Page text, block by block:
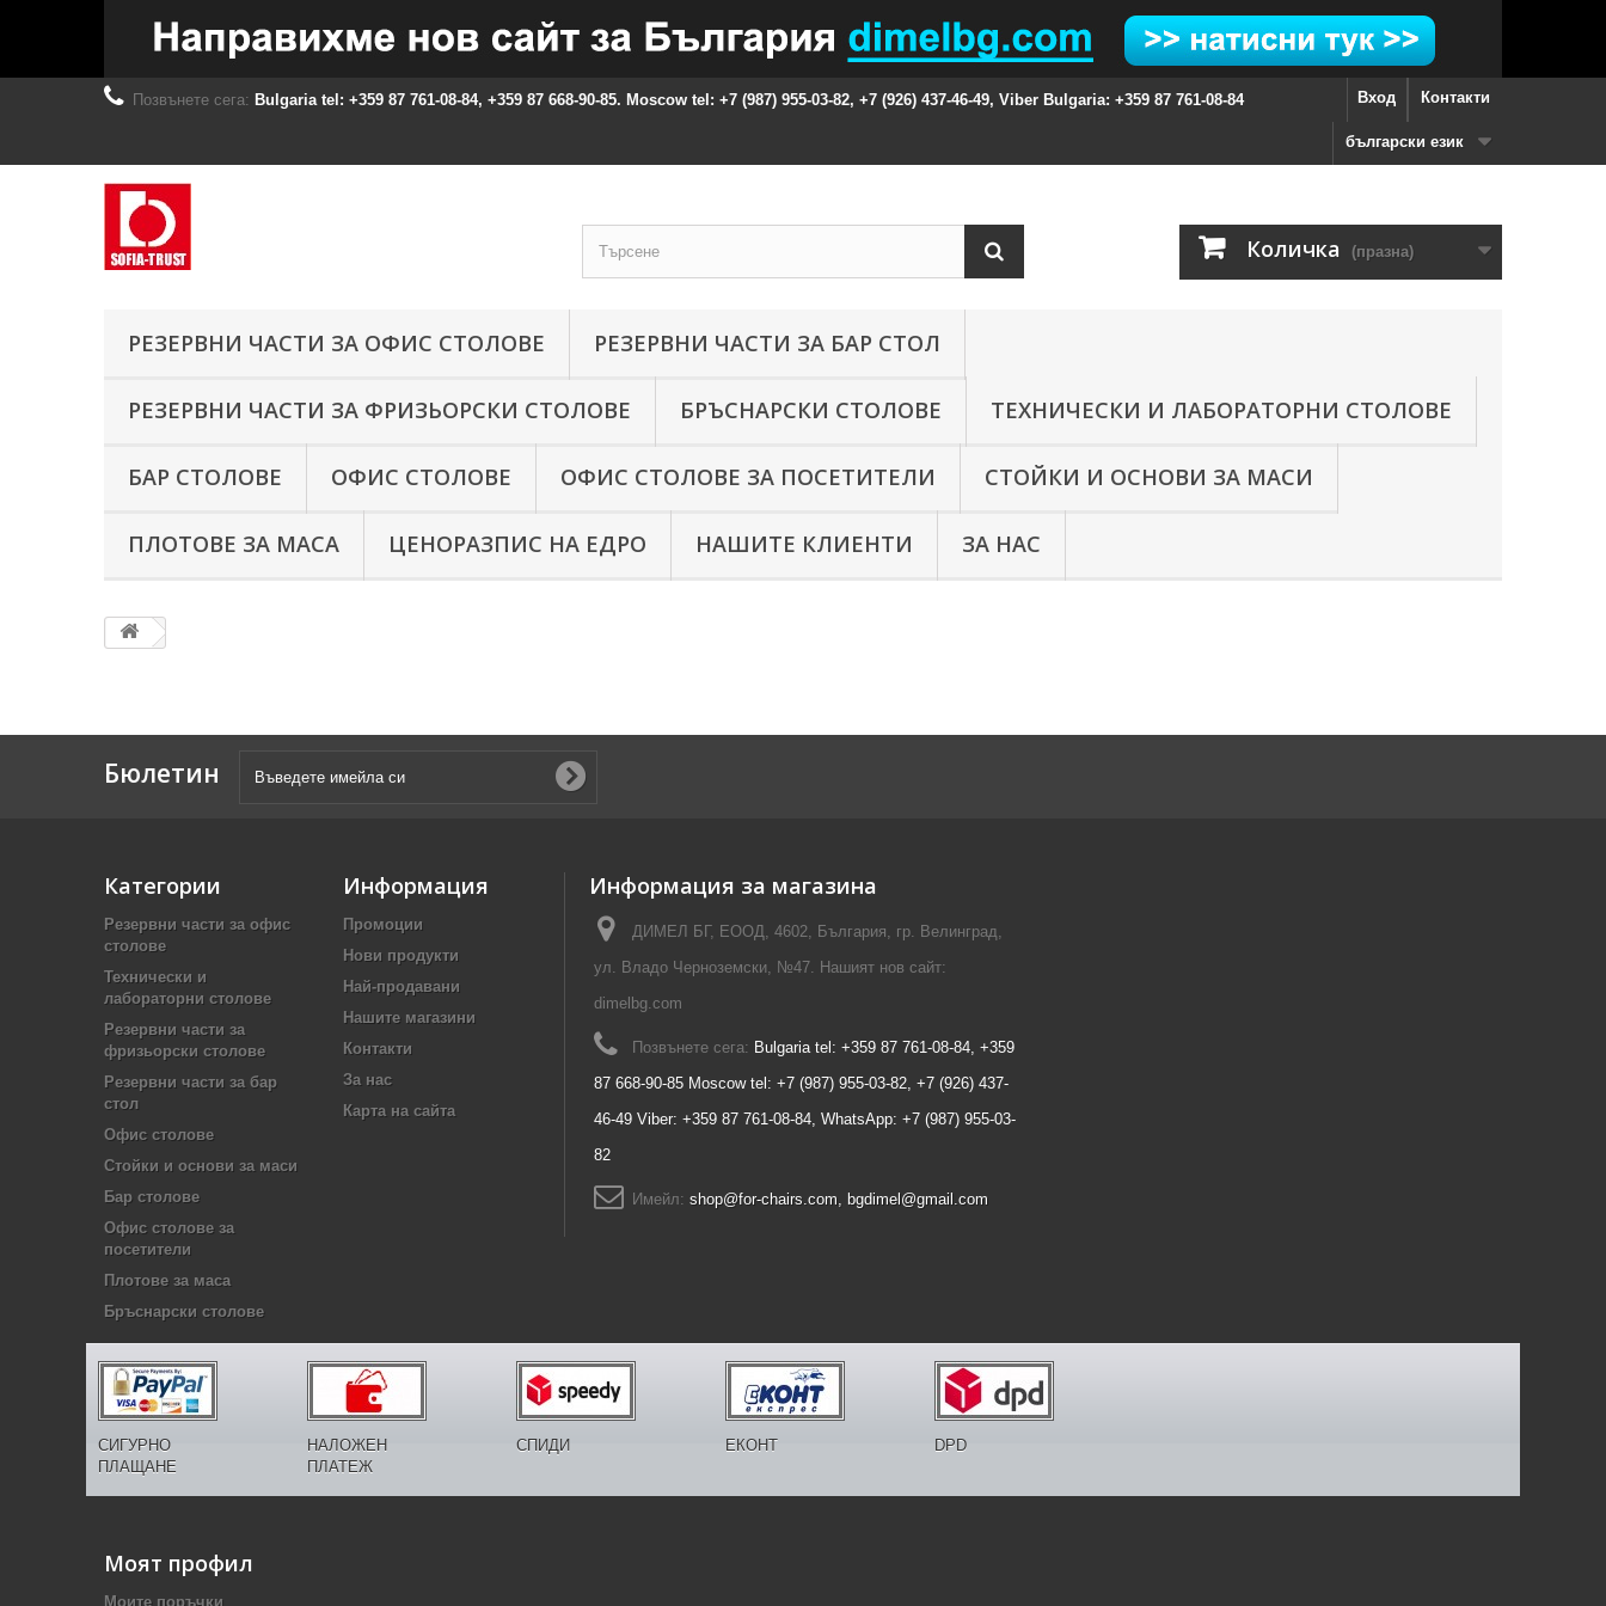
Контакти
Позвънете сега: Bulgaria tel: +359 87 761-08-84, +359 87 668-90-85. Moscow tel: +7 (987) 955-03-82, +7 (926) 437-46-49, Viber Bulgaria: +359 87 761-08-84 Вход
български език
Количка (празна)
РЕЗЕРВНИ ЧАСТИ ЗА ОФИС СТОЛОВЕ РЕЗЕРВНИ ЧАСТИ ЗА БАР СТОЛ
РЕЗЕРВНИ ЧАСТИ ЗА ФРИЗЬОРСКИ СТОЛОВЕ БРЪСНАРСКИ СТОЛОВЕ ТЕХНИЧЕСКИ И ЛАБОРАТОРНИ СТОЛОВЕ
БАР СТОЛОВЕ ОФИС СТОЛОВЕ ОФИС СТОЛОВЕ ЗА ПОСЕТИТЕЛИ СТОЙКИ И ОСНОВИ ЗА МАСИ
ПЛОТОВЕ ЗА МАСА ЦЕНОРАЗПИС НА ЕДРО НАШИТЕ КЛИЕНТИ ЗА НАС
Бюлетин
Категории
Резервни части за офис
столове
Технически и
лабораторни столове
Резервни части за
фризьорски столове
Резервни части за бар
стол
Офис столове
Стойки и основи за маси
Бар столове
Офис столове за
посетители
Плотове за маса
Бръснарски столове
Информация
Промоции
Нови продукти
Най-продавани
Нашите магазини
Контакти
За нас
Карта на сайта
Информация за магазина
ДИМЕЛ БГ, ЕООД, 4602, България, гр. Велинград,
ул. Владо Черноземски, №47. Нашият нов сайт:
dimelbg.com
Позвънете сега: Bulgaria tel: +359 87 761-08-84, +359
87 668-90-85 Moscow tel: +7 (987) 955-03-82, +7 (926) 437-
46-49 Viber: +359 87 761-08-84, WhatsApp: +7 (987) 955-03-
82
Имейл: shop@for-chairs.com, bgdimel@gmail.com
СИГУРНО
ПЛАЩАНЕ
НАЛОЖЕН
ПЛАТЕЖ
СПИДИ ЕКОНТ DPD
Моят профил
Моите поръчки